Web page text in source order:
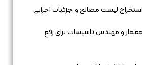
لیست مصالح و جزئیات اجرایی
و مهندس تاسیسات برای رفع